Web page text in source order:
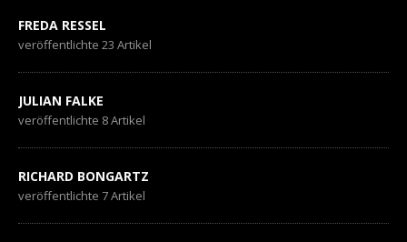
FREDA RESSEL
veröffentlichte 23 Artikel
JULIAN FALKE
veröffentlichte 8 Artikel
RICHARD BONGARTZ
veröffentlichte 7 Artikel